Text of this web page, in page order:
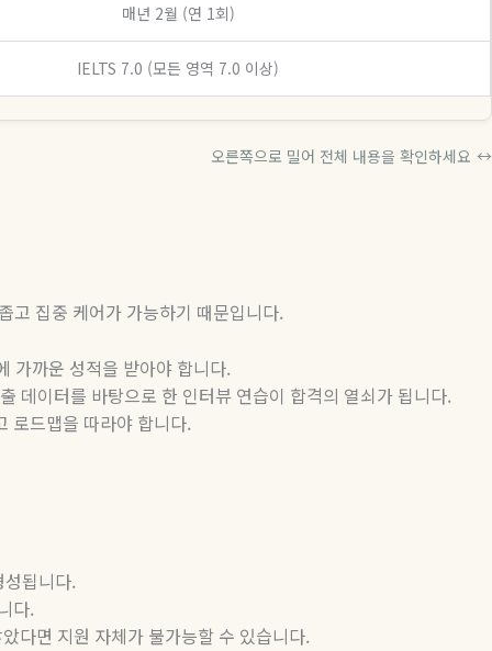
매년 2월 (연 1회)
IELTS 7.0 (모든 영역 7.0 이상)
오른쪽으로 밀어 전체 내용을 확인하세요 ↔
고 집중 케어가 가능하기 때문입니다.
가까운 성적을 받아야 합니다.
데이터를 바탕으로 한 인터뷰 연습이 합격의 열쇠가 됩니다.
로드맵을 따라야 합니다.
됩니다.
다.
다면 지원 자체가 불가능할 수 있습니다.